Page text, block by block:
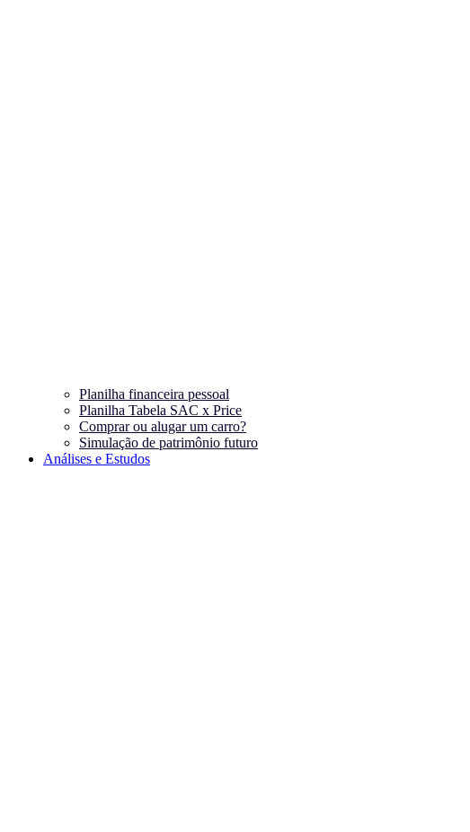
Planilha financeira pessoal
Planilha Tabela SAC x Price
Comprar ou alugar um carro?
Simulação de patrimônio futuro
Análises e Estudos